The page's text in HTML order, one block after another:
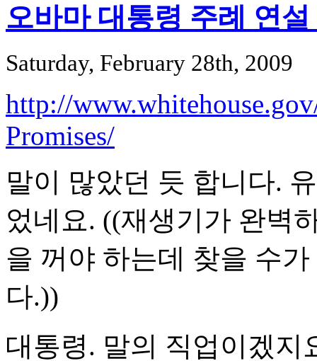
오바마 대통령 주례 연설
Saturday, February 28th, 2009
http://
Promises/
말이 많았던 듯 합니다.
었네요. ((재생기가 완벽
을 꺼야 하는데 찾을 수
다.))
대통령. 말의 직업이겠지